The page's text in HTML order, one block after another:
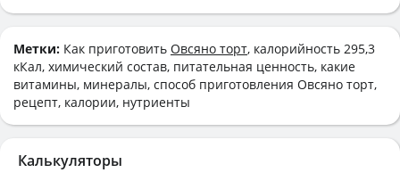
Метки: Как приготовить Овсяно торт, калорийность 295,3
кКал, химический состав, питательная ценность, какие
витамины, минералы, способ приготовления Овсяно торт,
рецепт, калории, нутриенты
Калькуляторы